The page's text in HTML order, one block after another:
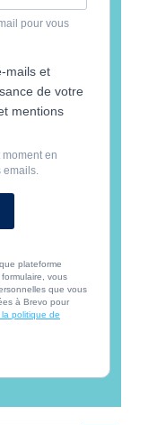
pour vous
mails et
de votre
mentions
en
emails.
plateforme
vous
que vous
à Brevo pour
la politique de